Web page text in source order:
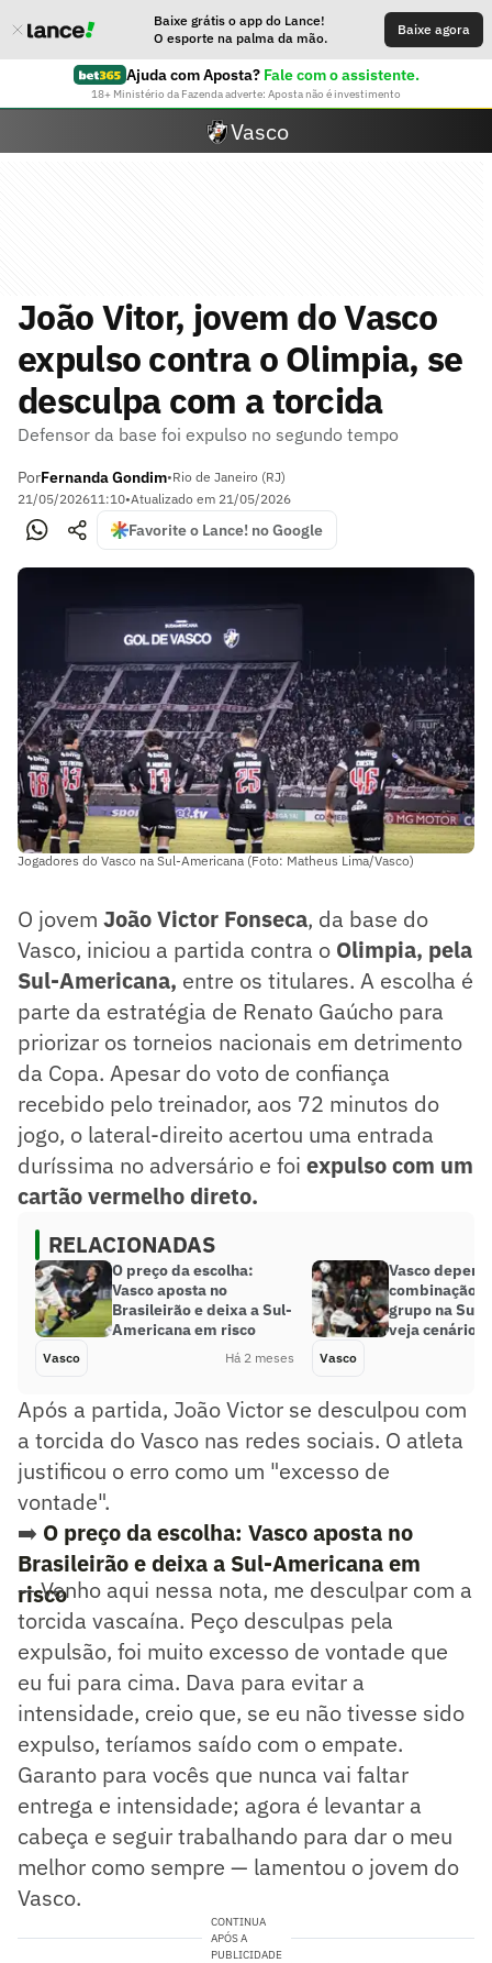
Baixe grátis o app do Lance!
O esporte na palma da mão.
Baixe agora
Ajuda com Aposta? Fale com o assistente.
18+ Ministério da Fazenda adverte: Aposta não é investimento
Vasco
João Vitor, jovem do Vasco
expulso contra o Olimpia, se
desculpa com a torcida
Defensor da base foi expulso no segundo tempo
PorFernanda Gondim•Rio de Janeiro (RJ)
21/05/202611:10•Atualizado em 21/05/2026
Favorite o Lance! no Google
Jogadores do Vasco na Sul-Americana (Foto: Matheus Lima/Vasco)
O jovem João Victor Fonseca, da base do
Vasco, iniciou a partida contra o Olimpia, pela
Sul-Americana, entre os titulares. A escolha é
parte da estratégia de Renato Gaúcho para
priorizar os torneios nacionais em detrimento
da Copa. Apesar do voto de confiança
recebido pelo treinador, aos 72 minutos do
jogo, o lateral-direito acertou uma entrada
duríssima no adversário e foi expulso com um
cartão vermelho direto.
RELACIONADAS
O preço da escolha:
Vasco aposta no
Brasileirão e deixa a Sul-
Americana em risco
Vasco Há 2 meses
Vasco
combinação
grupo na
veja cenários
Vasco
Após a partida, João Victor se desculpou com
a torcida do Vasco nas redes sociais. O atleta
justificou o erro como um "excesso de
vontade".
➡️ O preço da escolha: Vasco aposta no
Brasileirão e deixa a Sul-Americana em
risco
— Venho aqui nessa nota, me desculpar com a
torcida vascaína. Peço desculpas pela
expulsão, foi muito excesso de vontade que
eu fui para cima. Dava para evitar a
intensidade, creio que, se eu não tivesse sido
expulso, teríamos saído com o empate.
Garanto para vocês que nunca vai faltar
entrega e intensidade; agora é levantar a
cabeça e seguir trabalhando para dar o meu
melhor como sempre — lamentou o jovem do
Vasco.
CONTINUA
APÓS A
PUBLICIDADE